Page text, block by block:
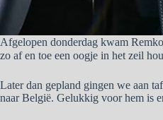
Afgelopen donderdag kwam
zo af en toe een oogje in het zeil
Later dan gepland gingen we aan
naar België. Gelukkig voor hem is